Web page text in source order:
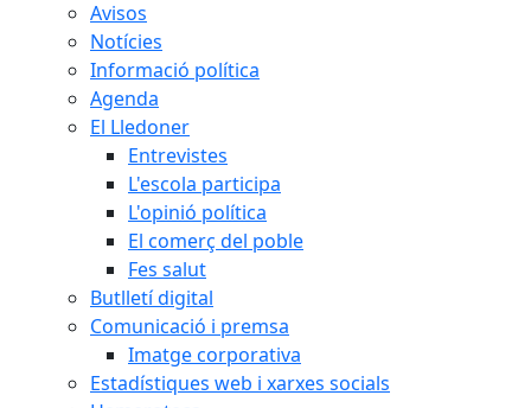
Avisos
Notícies
Informació política
Agenda
El Lledoner
Entrevistes
L'escola participa
L'opinió política
El comerç del poble
Fes salut
Butlletí digital
Comunicació i premsa
Imatge corporativa
Estadístiques web i xarxes socials